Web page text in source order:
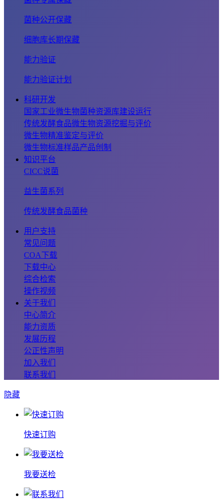
菌种公开保藏
细胞库长期保藏
能力验证
能力验证计划
科研开发
国家工业微生物菌种资源库建设运行
传统发酵食品微生物资源挖掘与评价
微生物精准鉴定与评价
微生物标准样品产品创制
知识平台
CICC说菌
益生菌系列
传统发酵食品菌种
用户支持
常见问题
COA下载
下载中心
综合检索
操作视频
关于我们
中心简介
能力资质
发展历程
公正性声明
加入我们
联系我们
隐藏
快速订购
我要送检